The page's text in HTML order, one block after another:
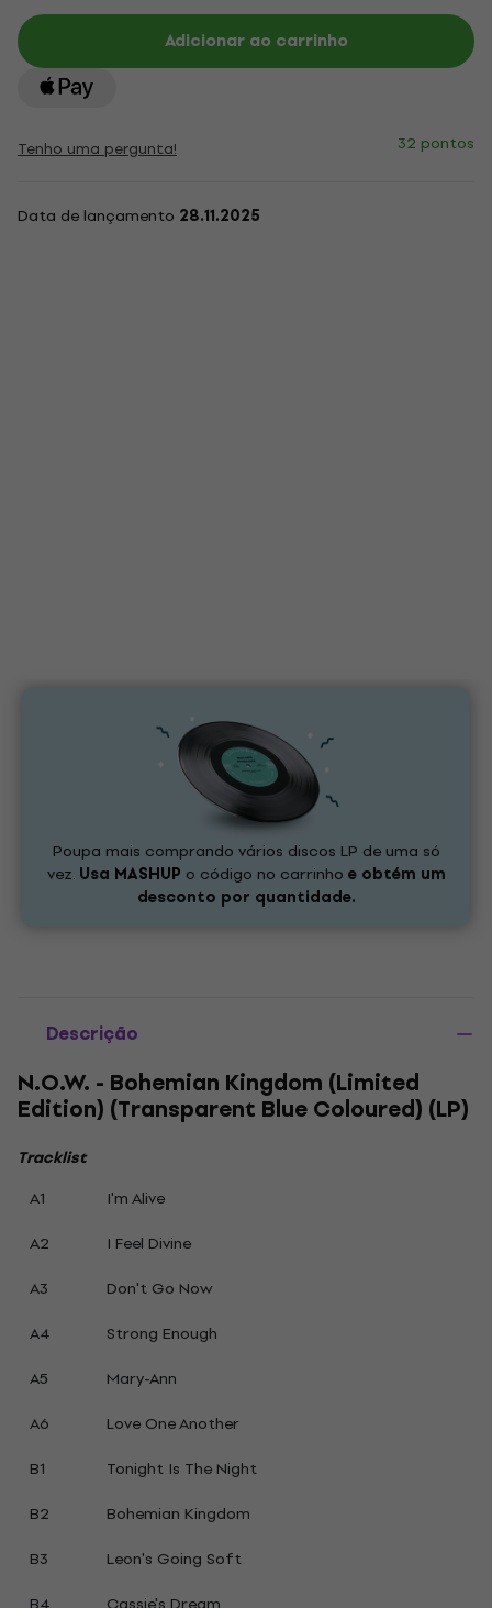
Adicionar ao carrinho
Tenho uma pergunta! 32 pontos
Data de lançamento 28.11.2025
Poupa mais comprando vários discos LP de uma só
vez. Usa MASHUP o código no carrinho e obtém um
desconto por quantidade.
Descrição
N.O.W. - Bohemian Kingdom (Limited
Edition) (Transparent Blue Coloured) (LP)
Tracklist
A1
I'm Alive
A2
I Feel Divine
A3
Don't Go Now
A4
Strong Enough
A5
Mary-Ann
A6
Love One Another
B1
Tonight Is The Night
B2
Bohemian Kingdom
B3
Leon's Going Soft